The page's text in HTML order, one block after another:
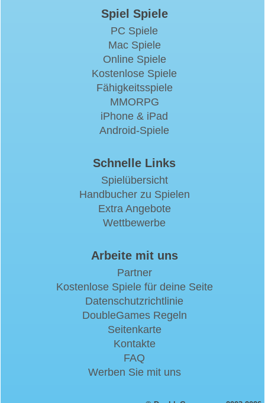
Spiel Spiele
PC Spiele
Mac Spiele
Online Spiele
Kostenlose Spiele
Fähigkeitsspiele
MMORPG
iPhone & iPad
Android-Spiele
Schnelle Links
Spielübersicht
Handbucher zu Spielen
Extra Angebote
Wettbewerbe
Arbeite mit uns
Partner
Kostenlose Spiele für deine Seite
Datenschutzrichtlinie
DoubleGames Regeln
Seitenkarte
Kontakte
FAQ
Werben Sie mit uns